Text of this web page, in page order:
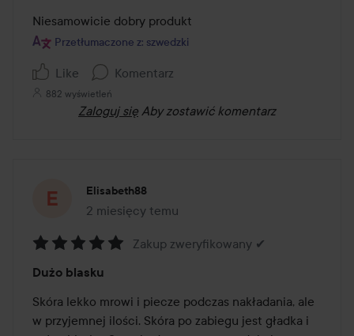
z
5
Niesamowicie dobry produkt
Przetłumaczone z: szwedzki
Like Komentarz
882 wyświetleń
Zaloguj się Aby zostawić komentarz
Elisabeth88
2 miesięcy temu
Post został utworzony 2 miesięcy temu
5
z
5
Zakup zweryfikowany ✔
Dużo blasku
Skóra lekko mrowi i piecze podczas nakładania, ale
w przyjemnej ilości. Skóra po zabiegu jest gładka i